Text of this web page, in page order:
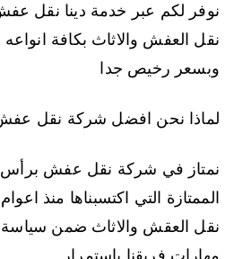
نوفر لكم عبر خدمة دينا نقل
نقل العفش والاثاث بكافة
وبسعر رخيص جدا
لماذا نحن افضل شركة نقل
نمتاز في شركة نقل عفش برأس
الممتازة التي اكتسبناها منذ
نقل العقش والاثاث ضمن سياسة